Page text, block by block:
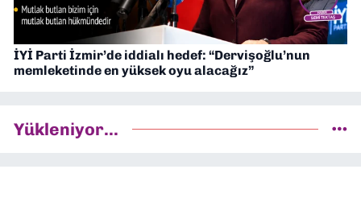
İYİ Parti İzmir’de iddialı hedef: “Dervişoğlu’nun
memleketinde en yüksek oyu alacağız”
Yükleniyor...